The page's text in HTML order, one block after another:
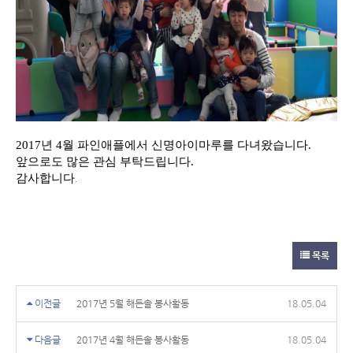
2017년 4월 파인애플에서 신명아이마루를 다녀왔습니다.
앞으로도 많은 관심 부탁드립니다.
감사합니다.
목록
이전글 2017년 5월 해든솔 봉사활동 18.05.04
다음글 2017년 4월 해든솔 봉사활동 18.05.04